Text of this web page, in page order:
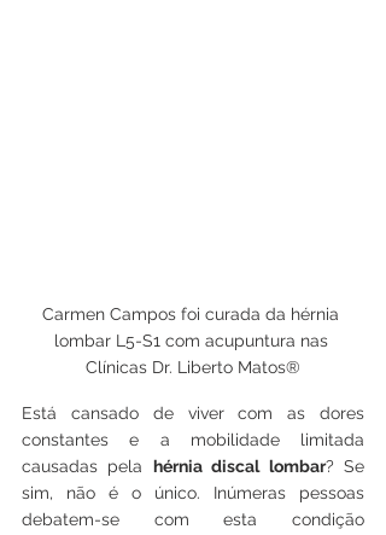
Carmen Campos foi curada da hérnia
lombar L5-S1 com acupuntura nas
Clínicas Dr. Liberto Matos®
Está cansado de viver com as dores
constantes e a mobilidade limitada
causadas pela hérnia discal lombar? Se
sim, não é o único. Inúmeras pessoas
debatem-se com esta condição